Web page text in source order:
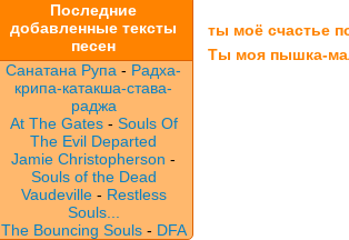
Последние
добавленные тексты
песен
Санатана Рупа - Радха-
крипа-катакша-става-
раджа
At The Gates- Souls Of
The Evil Departed
Jamie Christopherson -
Souls of the Dead
Vaudeville - Restless
Souls...
The Bouncing Souls- DFA
ты моё счастье
Ты моя пышка-